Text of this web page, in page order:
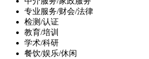
专业服务/财会/法律
检测/认证
教育/培训
学术/科研
餐饮/娱乐/休闲